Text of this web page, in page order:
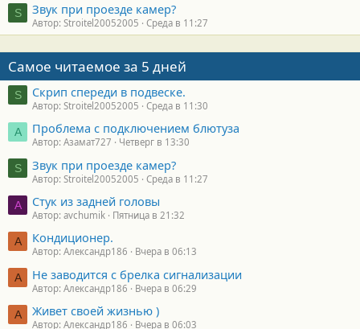
S Звук при проезде камер?
Автор: Stroitel20052005 Среда в 11:27
Самое читаемое за 5 дней
S Скрип спереди в подвеске.
Автор: Stroitel20052005 Среда в 11:30
А Проблема с подключением блютуза
Автор: Азамат727 Четверг в 13:30
S Звук при проезде камер?
Автор: Stroitel20052005 Среда в 11:27
A Стук из задней головы
Автор: avchumik Пятница в 21:32
А Кондиционер.
Автор: Александр186 Вчера в 06:13
А Не заводится с брелка сигнализации
Автор: Александр186 Вчера в 06:29
А Живет своей жизнью )
Автор: Александр186 Вчера в 06:03